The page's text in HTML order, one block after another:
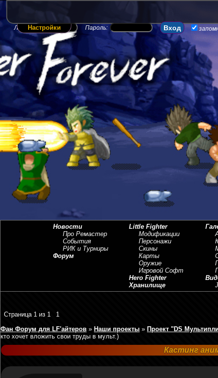
Логин: Пароль:
Настройки
Новости
Про Ремастер
События
РИК и Турниры
Форум
Little Fighter
Модификации
Персонажи
Скины
Карты
Оружие
Игровой Софт
Hero Fighter
Хранилище
Страница 1 из 1
1
Фан Форум для LF'айтеров » Наши проекты » Проект "DS
кто хочет вложить свои труды в мульт.)
Кастинг